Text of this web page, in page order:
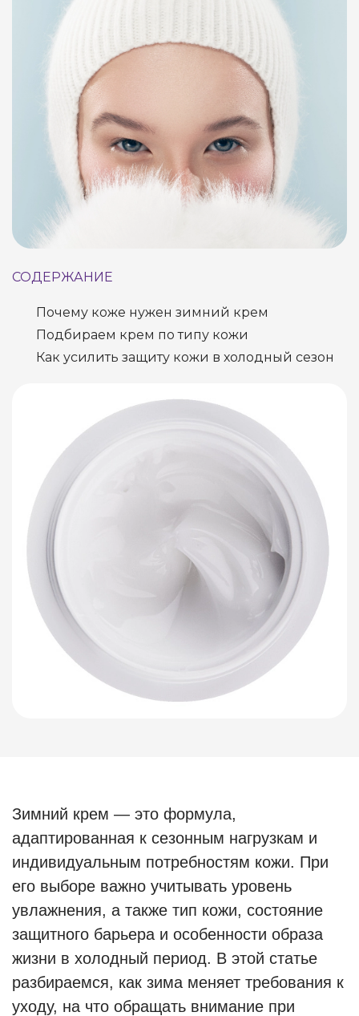
СОДЕРЖАНИЕ
Почему коже нужен зимний крем
Подбираем крем по типу кожи
Как усилить защиту кожи в холодный сезон
Зимний крем — это формула,
адаптированная к сезонным нагрузкам и
индивидуальным потребностям кожи. При
его выборе важно учитывать уровень
увлажнения, а также тип кожи, состояние
защитного барьера и особенности образа
жизни в холодный период. В этой статье
разбираемся, как зима меняет требования к
уходу, на что обращать внимание при